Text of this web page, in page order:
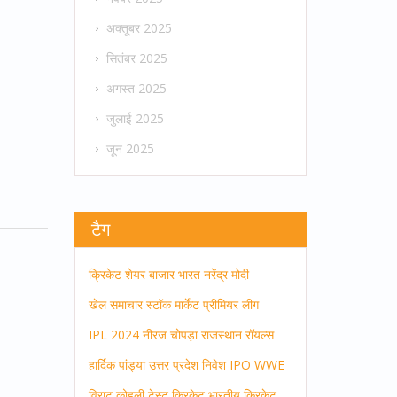
अक्तूबर 2025
सितंबर 2025
अगस्त 2025
जुलाई 2025
जून 2025
टैग
क्रिकेट शेयर बाजार भारत नरेंद्र मोदी
खेल समाचार स्टॉक मार्केट प्रीमियर लीग
IPL 2024 नीरज चोपड़ा राजस्थान रॉयल्स
हार्दिक पांड्या उत्तर प्रदेश निवेश IPO WWE